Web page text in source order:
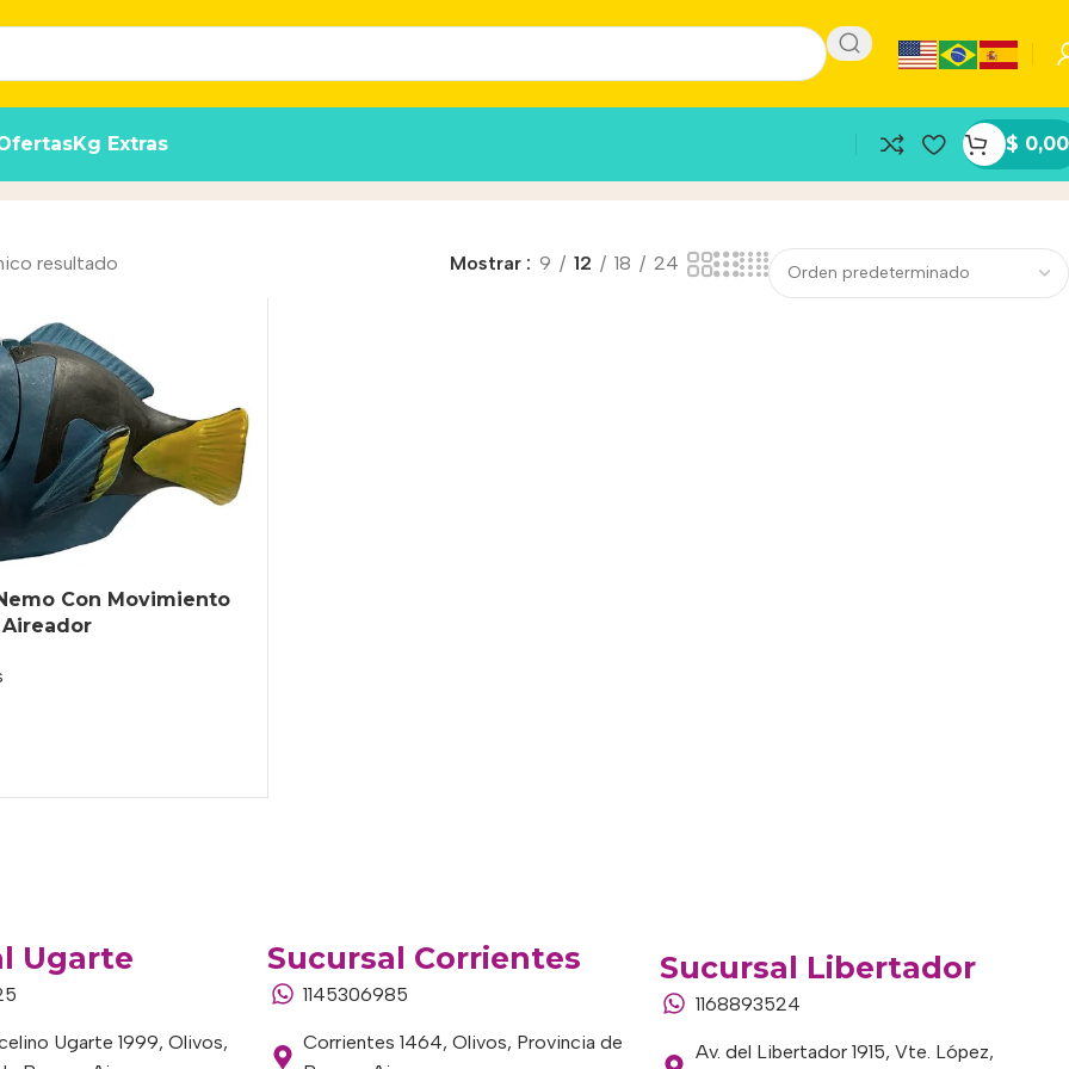
Kg Extras $ 0,00
resultado Mostrar 9 12 18 24
Con Movimiento
Aireador
Ugarte
Ugarte 1999, Olivos,
Sucursal Corrientes
1145306985
Corrientes 1464, Olivos, Provincia de
Sucursal Libertador
1168893524
Av. del Libertador 1915, Vte. López,